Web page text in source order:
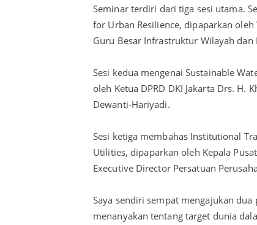
Seminar terdiri dari tiga sesi utama.
for Urban Resilience, dipaparkan
Guru Besar Infrastruktur Wilayah
Sesi kedua mengenai Sustainable
oleh Ketua DPRD DKI Jakarta Drs. H.
Dewanti-Hariyadi.
Sesi ketiga membahas Institutional
Utilities, dipaparkan oleh Kepala
Executive Director Persatuan
Saya sendiri sempat mengajukan
menanyakan tentang target dunia